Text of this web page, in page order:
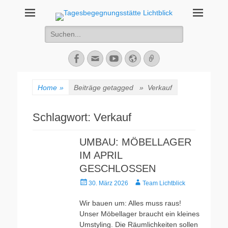
67434 Neustadt an der Weinstraße – Amalienstraße 3 – Tel: 06321-
355340
Suche
nach:
Facebook
E-
Mail
YouTube
WebsiteVerknüpfung
Home » Beiträge getagged » Verkauf
Schlagwort: Verkauf
UMBAU: MÖBELLAGER
IM APRIL
GESCHLOSSEN
Veröffentlicht
30. März 2026 AutorTeam Lichtblick
Wir bauen um: Alles muss raus!
Unser Möbellager braucht ein kleines
Umstyling. Die Räumlichkeiten sollen